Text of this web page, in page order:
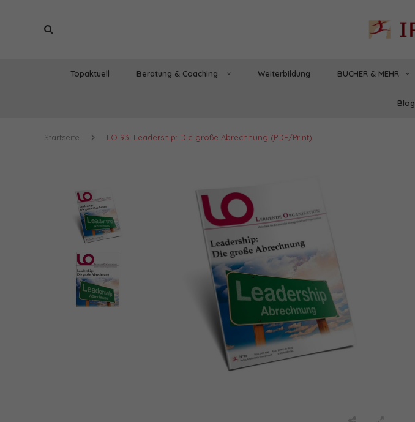
Topaktuell Beratung & Coaching Weiterbildung BÜCHER & MEHR
Blog
Startseite LO 93: Leadership: Die große Abrechnung (PDF/Print)